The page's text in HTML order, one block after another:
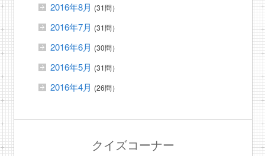
2016年8月 (31問）
2016年7月 (31問）
2016年6月 (30問）
2016年5月 (31問）
2016年4月 (26問）
クイズコーナー